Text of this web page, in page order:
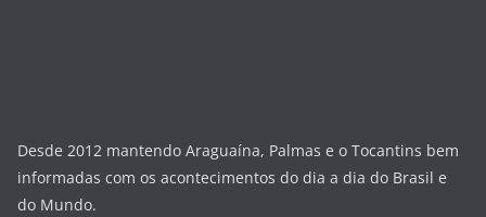
Desde 2012 mantendo Araguaína, Palmas e o Tocantins bem
informadas com os acontecimentos do dia a dia do Brasil e
do Mundo.